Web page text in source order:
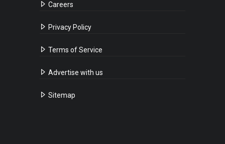
Careers
Privacy Policy
Terms of Service
Advertise with us
Sitemap